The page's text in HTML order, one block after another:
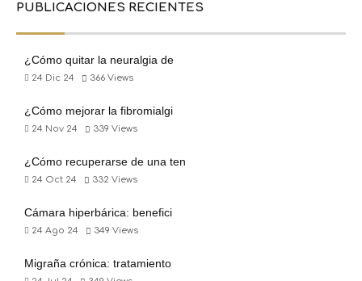
PUBLICACIONES RECIENTES
¿Cómo quitar la neuralgia de
24 Dic 24 366 Views
¿Cómo mejorar la fibromialgi
24 Nov 24 339 Views
¿Cómo recuperarse de una ten
24 Oct 24 332 Views
Cámara hiperbárica: benefici
24 Ago 24 349 Views
Migraña crónica: tratamiento